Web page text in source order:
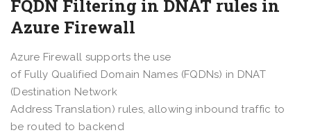
FQDN Filtering in DNAT rules in
Azure Firewall
Azure Firewall supports the use
of Fully Qualified Domain Names (FQDNs) in DNAT
(Destination Network
Address Translation) rules, allowing inbound traffic to
be routed to backend